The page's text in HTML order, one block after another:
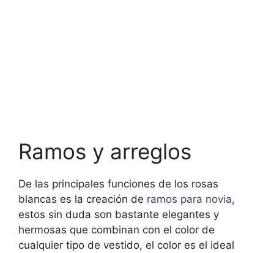
Ramos y arreglos
De las principales funciones de los rosas
blancas es la creación de ramos para novia,
estos sin duda son bastante elegantes y
hermosas que combinan con el color de
cualquier tipo de vestido, el color es el ideal